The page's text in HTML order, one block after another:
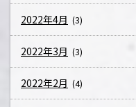
2022年4月 (3)
2022年3月 (3)
2022年2月 (4)